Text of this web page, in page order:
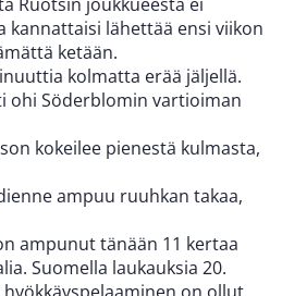
kannattaisi lähettää ensi viikon
ketään.
kolmatta erää jäljellä.
ohi Söderblomin vartioiman
kokeilee pienestä kulmasta,
ampuu ruuhkan takaa,
ampunut tänään 11 kertaa
Suomella laukauksia 20.